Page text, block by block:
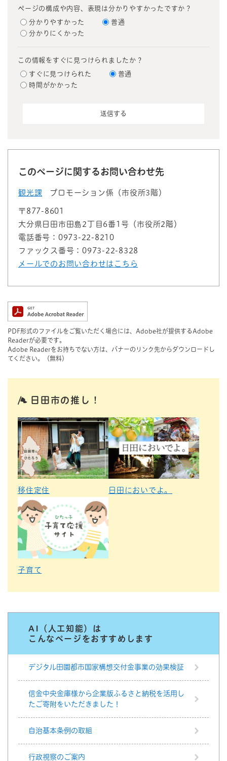
ページの構成や内容、表現は分かりやすかったですか？
分かりやすかった
普通
分かりにくかった
この情報をすぐに見つけられましたか？
すぐに見つけられた
普通
時間がかかった
このページに関するお問い合わせ先
観光課 プロモーション係（市役所3階）
〒877-8601
大分県日田市田島2丁目6番1号（市役所2階）
電話番号：0973-22-8210
ファックス番号：0973-22-8328
メールでのお問い合わせはこちら
PDF形式のファイルをご覧いただく場合には、Adobe社が提供するAdobe
Readerが必要です。
Adobe Readerをお持ちでない方は、バナーのリンク先からダウンロードし
てください。（無料）
日田市の推し！
移住定住 日田においでよ。
子育て
AI（人工知能）は
こんなページをおすすめします
デジタル田園都市国家構想交付金事業の効果検証
信金中央金庫様から企業版ふるさと納税を活用し
たご寄附をいただきました！
自治基本条例の取組
行政視察のご案内